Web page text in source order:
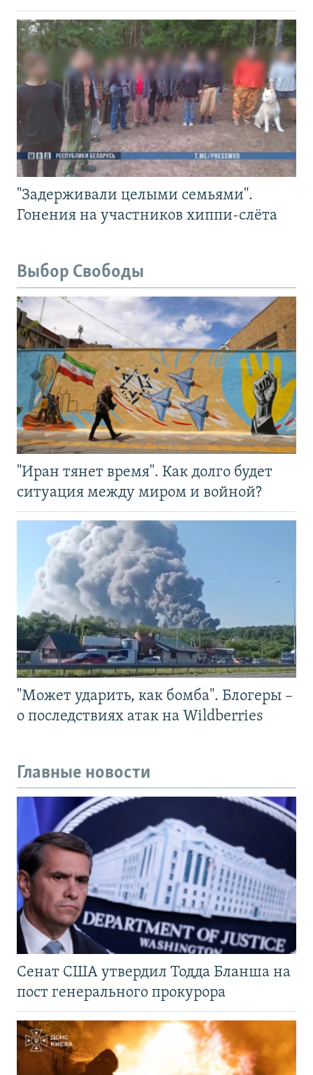
"Задерживали целыми семьями".
Гонения на участников хиппи-слёта
Выбор Свободы
"Иран тянет время". Как долго будет
ситуация между миром и войной?
"Может ударить, как бомба". Блогеры –
о последствиях атак на Wildberries
Главные новости
Сенат США утвердил Тодда Бланша на
пост генерального прокурора